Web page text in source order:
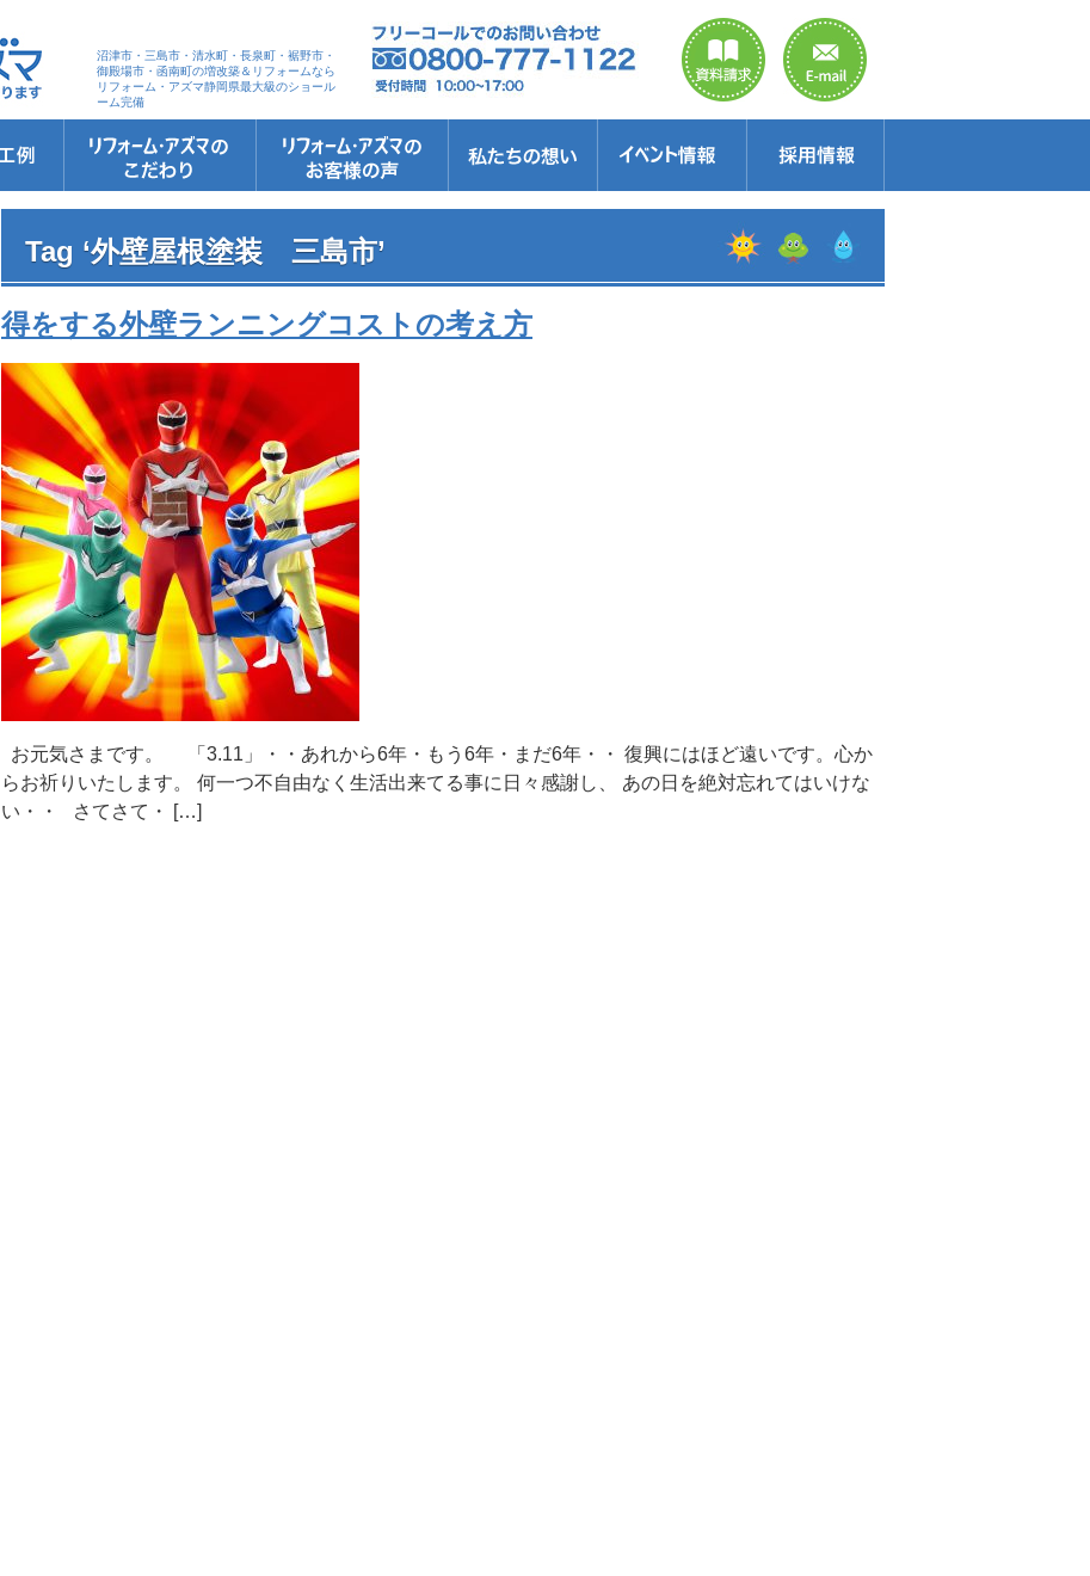
沼津市・三島市・清水町・長泉町・裾野市・
御殿場市・函南町の増改築＆リフォームなら
リフォーム・アズマ静岡県最大級のショール
ーム完備
リフォーム・アズマのこだわり
お客さまへの5つのお約束
リフォームの流れ
リフォームQ&A
安心保証
リフォームローン相談 お客さまの声
お客様インタビュー 会社案内
スタッフ紹介
ショールームのご案内
職人さん紹介
イメージキャラクター
お知らせ＆お得情報
社長のブログ
ブログ
お元気様新聞
受賞歴 イベント情報・見学会
セミナー
お得情報
Tag ‘外壁屋根塗装 三島市’
得をする外壁ランニングコストの考え方
お元気さまです。 「3.11」・・あれから6年・もう6年・まだ6年・・ 復興にはほど遠いです。心か
らお祈りいたします。 何一つ不自由なく生活出来てる事に日々感謝し、 あの日を絶対忘れてはいけな
い・・ さてさて・ […]